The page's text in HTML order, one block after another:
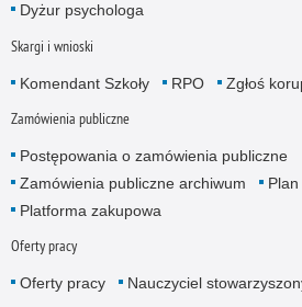
Dyżur psychologa
Skargi i wnioski
Komendant Szkoły RPO Zgłoś
Zamówienia publiczne
Postępowania o zamówienia publiczne
Zamówienia publiczne archiwum
Platforma zakupowa
Oferty pracy
Oferty pracy Nauczyciel